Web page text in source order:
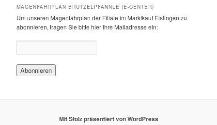
MAGENFAHRPLAN BRUTZELPFÄNNLE (E-CENTER)
Um unseren Magenfahrplan der Filiale im Marktkauf Eislingen zu
abonnieren, tragen Sie bitte hier Ihre Mailadresse ein:
Mit Stolz präsentiert von WordPress